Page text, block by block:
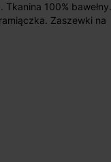
100% bawełny.
Zaszewki na